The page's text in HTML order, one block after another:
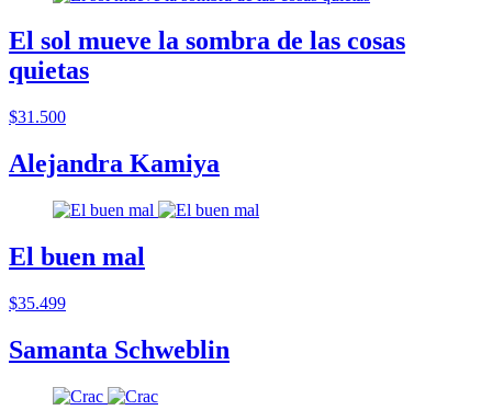
El sol mueve la sombra de las cosas
quietas
$31.500
Alejandra Kamiya
El buen mal
$35.499
Samanta Schweblin